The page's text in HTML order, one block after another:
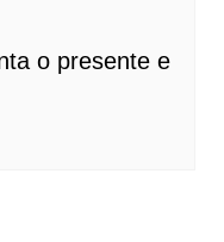
o presente e